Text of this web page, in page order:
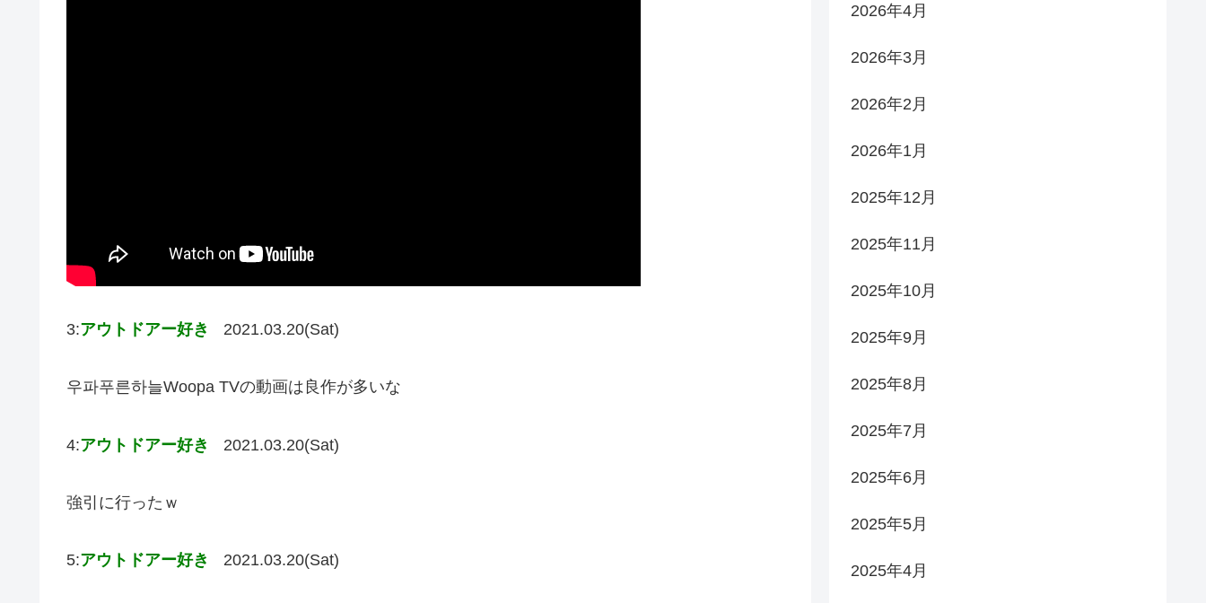
3:アウトドアー好き 2021.03.20(Sat)
우파푸른하늘Woopa TVの動画は良作が多いな
4:アウトドアー好き 2021.03.20(Sat)
強引に行ったｗ
5:アウトドアー好き 2021.03.20(Sat)
2026年4月
2026年3月
2026年2月
2026年1月
2025年12月
2025年11月
2025年10月
2025年9月
2025年8月
2025年7月
2025年6月
2025年5月
2025年4月